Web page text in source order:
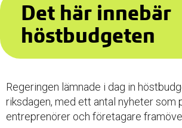
Det här innebär
höstbudgeten
Regeringen lämnade i dag in
riksdagen, med ett antal nyheter som
entreprenörer och företagare